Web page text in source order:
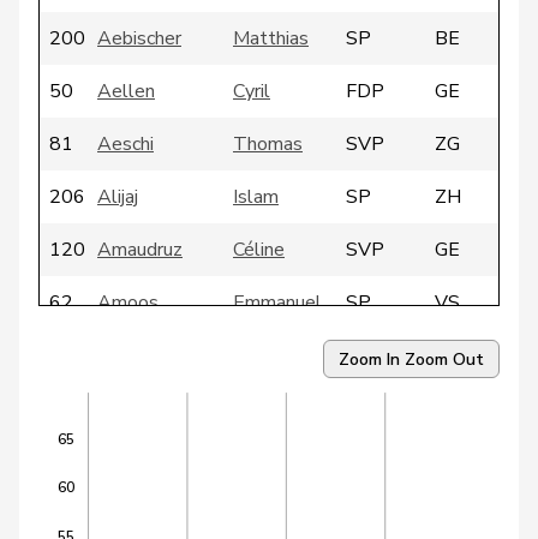
200 Aebischer Matthias SP
BE
50
Aellen Cyril FDP
GE
81
Aeschi Thomas SVP
ZG
206 Alijaj Islam SP
ZH
120 Amaudruz Céline SVP
GE
62
Amoos Emmanuel SP
VS
GRÜNE
FR
Zoom In Zoom Out
60
65